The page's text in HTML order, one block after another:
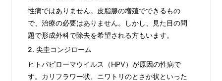
性病ではありません。皮脂腺の増殖でできるもの
で、治療の必要はありません。しかし、見た目の問
題で形成外科で除去を希望される方もいます。
2. 尖圭コンジローム
ヒトパピローマウイルス（HPV）が原因の性病で
す。カリフラワー状、ニワトリのとさか状といった